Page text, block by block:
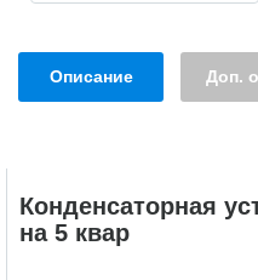
Описание Доп.
Конденсаторная
на 5 квар